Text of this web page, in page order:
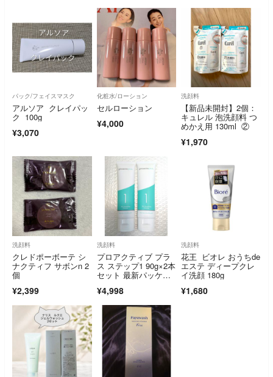
パック/フェイスマスク
アルソア クレイパッ
ク 100g
¥3,070
化粧水/ローション
セルローション
¥4,000
洗顔料
【新品未開封】2個：
キュレル 泡洗顔料 つ
めかえ用 130ml ②
¥1,970
洗顔料
クレドポーボーテ シ
ナクティフ サボンn 2
個
¥2,399
洗顔料
プロアクティブ プラ
ス ステップ1 90g×2本
セット 最新パッケー
¥4,998
洗顔料
花王 ビオレ おうちde
エステ ディープクレ
イ洗顔 180g
¥1,680